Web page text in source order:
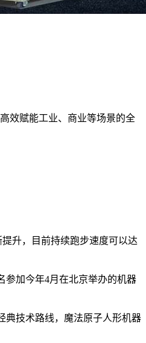
效赋能工业、商业等场景的全
升，目前持续跑步速度可以达
参加今年4月在北京举办的机器
典技术路线，魔法原子人形机器